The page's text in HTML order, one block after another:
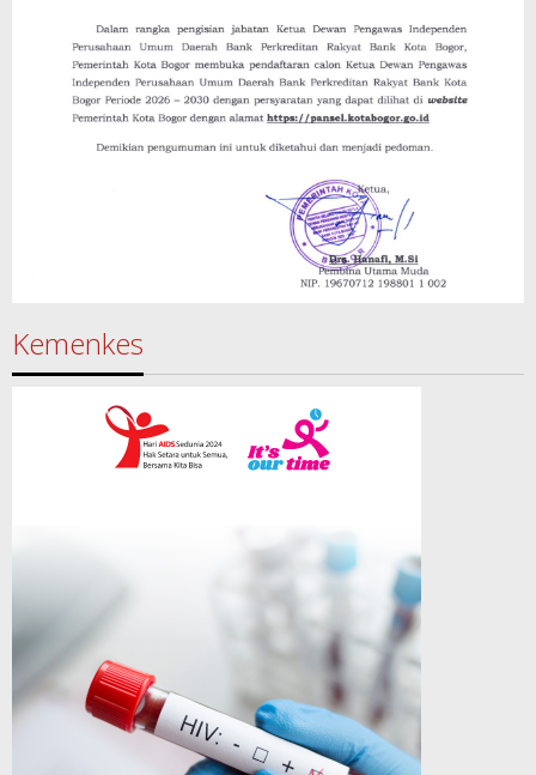
Kemenkes